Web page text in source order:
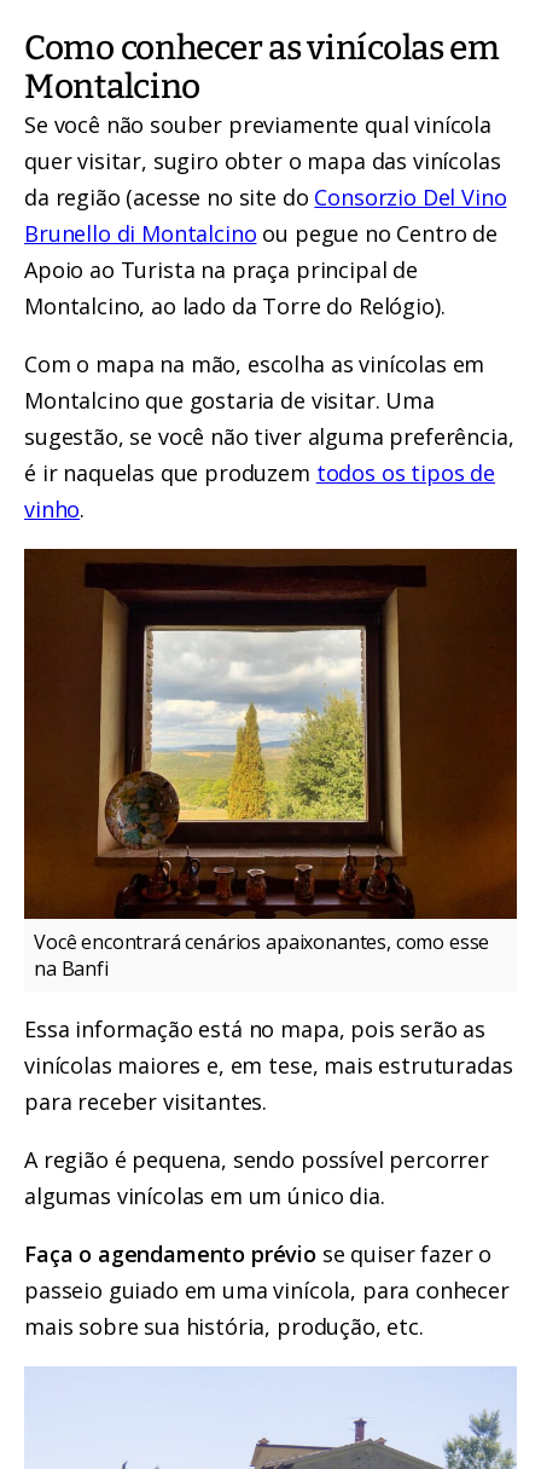
Como conhecer as vinícolas em
Montalcino
Se você não souber previamente qual vinícola
quer visitar, sugiro obter o mapa das vinícolas
da região (acesse no site do Consorzio Del Vino
Brunello di Montalcino ou pegue no Centro de
Apoio ao Turista na praça principal de
Montalcino, ao lado da Torre do Relógio).
Com o mapa na mão, escolha as vinícolas em
Montalcino que gostaria de visitar. Uma
sugestão, se você não tiver alguma preferência,
é ir naquelas que produzem todos os tipos de
vinho.
Você encontrará cenários apaixonantes, como esse
na Banfi
Essa informação está no mapa, pois serão as
vinícolas maiores e, em tese, mais estruturadas
para receber visitantes.
A região é pequena, sendo possível percorrer
algumas vinícolas em um único dia.
Faça o agendamento prévio se quiser fazer o
passeio guiado em uma vinícola, para conhecer
mais sobre sua história, produção, etc.